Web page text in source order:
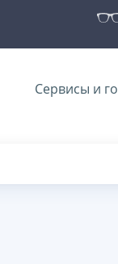
Сервисы и